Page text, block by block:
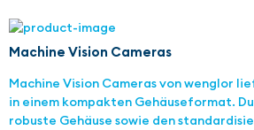
Machine Vision Cameras
Machine Vision Cameras von wenglor
in einem kompakten Gehäuseformat.
robuste Gehäuse sowie den